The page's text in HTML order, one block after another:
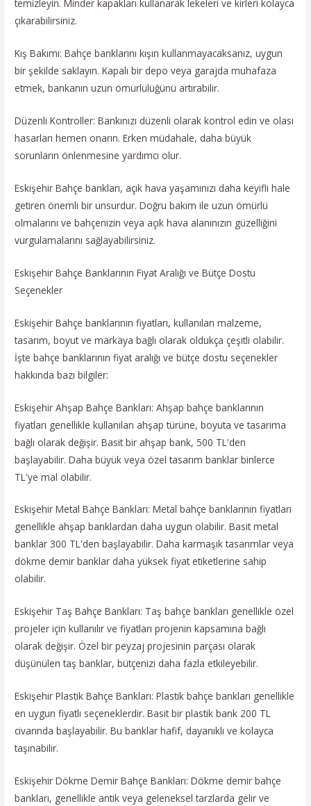
temizleyin. Minder kapakları kullanarak lekeleri ve kirleri kolayca
çıkarabilirsiniz.
Kış Bakımı: Bahçe banklarını kışın kullanmayacaksanız, uygun
bir şekilde saklayın. Kapalı bir depo veya garajda muhafaza
etmek, bankanın uzun ömürlülüğünü artırabilir.
Düzenli Kontroller: Bankınızı düzenli olarak kontrol edin ve olası
hasarları hemen onarın. Erken müdahale, daha büyük
sorunların önlenmesine yardımcı olur.
Eskişehir Bahçe bankları, açık hava yaşamınızı daha keyifli hale
getiren önemli bir unsurdur. Doğru bakım ile uzun ömürlü
olmalarını ve bahçenizin veya açık hava alanınızın güzelliğini
vurgulamalarını sağlayabilirsiniz.
Eskişehir Bahçe Banklarının Fiyat Aralığı ve Bütçe Dostu
Seçenekler
Eskişehir Bahçe banklarının fiyatları, kullanılan malzeme,
tasarım, boyut ve markaya bağlı olarak oldukça çeşitli olabilir.
İşte bahçe banklarının fiyat aralığı ve bütçe dostu seçenekler
hakkında bazı bilgiler:
Eskişehir Ahşap Bahçe Bankları: Ahşap bahçe banklarının
fiyatları genellikle kullanılan ahşap türüne, boyuta ve tasarıma
bağlı olarak değişir. Basit bir ahşap bank, 500 TL'den
başlayabilir. Daha büyük veya özel tasarım banklar binlerce
TL'ye mal olabilir.
Eskişehir Metal Bahçe Bankları: Metal bahçe banklarının fiyatları
genellikle ahşap banklardan daha uygun olabilir. Basit metal
banklar 300 TL'den başlayabilir. Daha karmaşık tasarımlar veya
dökme demir banklar daha yüksek fiyat etiketlerine sahip
olabilir.
Eskişehir Taş Bahçe Bankları: Taş bahçe bankları genellikle özel
projeler için kullanılır ve fiyatları projenin kapsamına bağlı
olarak değişir. Özel bir peyzaj projesinin parçası olarak
düşünülen taş banklar, bütçenizi daha fazla etkileyebilir.
Eskişehir Plastik Bahçe Bankları: Plastik bahçe bankları genellikle
en uygun fiyatlı seçeneklerdir. Basit bir plastik bank 200 TL
civarında başlayabilir. Bu banklar hafif, dayanıklı ve kolayca
taşınabilir.
Eskişehir Dökme Demir Bahçe Bankları: Dökme demir bahçe
bankları, genellikle antik veya geleneksel tarzlarda gelir ve